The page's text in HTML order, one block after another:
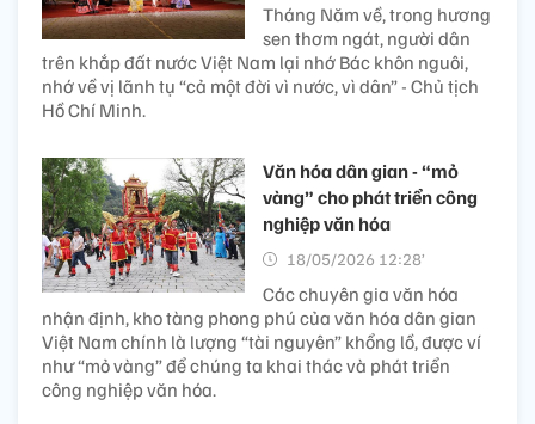
Tháng Năm về, trong hương
sen thơm ngát, người dân
trên khắp đất nước Việt Nam lại nhớ Bác khôn nguôi,
nhớ về vị lãnh tụ “cả một đời vì nước, vì dân” - Chủ tịch
Hồ Chí Minh.
Văn hóa dân gian - “mỏ
vàng” cho phát triển công
nghiệp văn hóa
18/05/2026 12:28’
Các chuyên gia văn hóa
nhận định, kho tàng phong phú của văn hóa dân gian
Việt Nam chính là lượng “tài nguyên” khổng lồ, được ví
như “mỏ vàng” để chúng ta khai thác và phát triển
công nghiệp văn hóa.